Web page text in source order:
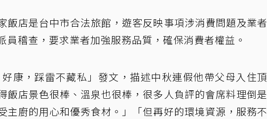
飯店是台中市合法旅館，遊客反映事項涉消費問題及業者
員稽查，要求業者加強服務品質，確保消費者權益。
康，踩雷不藏私」發文，描述中秋連假他帶父母入住頂
飯店景色很棒、溫泉也很棒，很多人負評的會席料理倒是
主廚的用心和優秀食材。」「但再好的環境資源，服務不